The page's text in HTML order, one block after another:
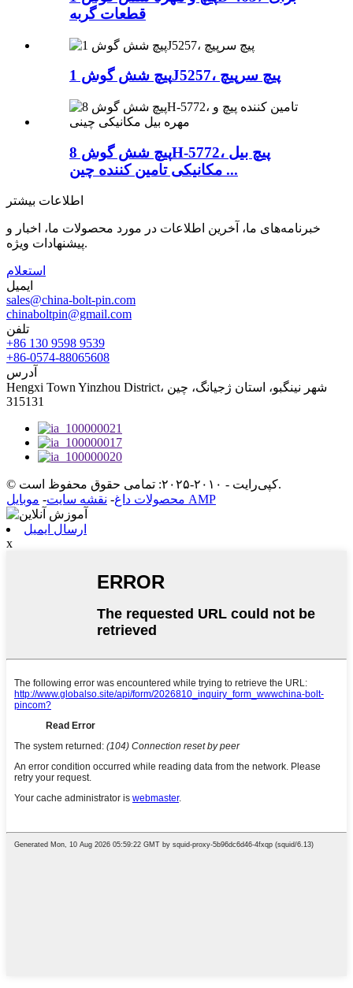
قطعات گربه
پیچ شش گوش 1J5257، پیچ سرپیچ
پیچ شش گوش 8H-5772، پیچ بیل
مکانیکی تامین کننده چین ...
اطلاعات بیشتر
خبرنامه‌های ما، آخرین اطلاعات در مورد محصولات ما، اخبار و
پیشنهادات ویژه.
استعلام
ایمیل
sales@china-bolt-pin.com
chinaboltpin@gmail.com
تلفن
‎+86 130 9598 9539‎
‎+86-0574-88065608‎
آدرس
Hengxi Town Yinzhou District، شهر نینگبو، استان ژجیانگ، چین
315131
© کپی‌رایت - ۲۰۱۰-۲۰۲۵: تمامی حقوق محفوظ است.
محصولات داغ- نقشه سایت- موبایل AMP
ارسال ایمیل
x